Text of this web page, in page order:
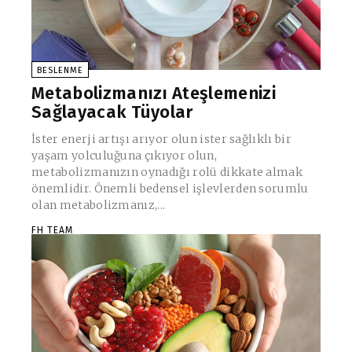
BESLENME
Metabolizmanızı Ateşlemenizi
Sağlayacak Tüyolar
İster enerji artışı arıyor olun ister sağlıklı bir
yaşam yolculuğuna çıkıyor olun,
metabolizmanızın oynadığı rolü dikkate almak
önemlidir. Önemli bedensel işlevlerden sorumlu
olan metabolizmanız,...
FH TEAM